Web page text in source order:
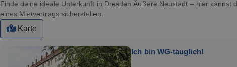
Finde deine ideale Unterkunft in Dresden Äußere Neustadt – hier
eines Mietvertrags sicherstellen.
Karte
Ich bin WG-tauglich!